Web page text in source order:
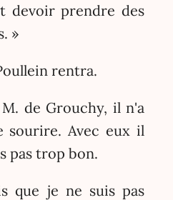
devoir prendre des
»
rentra.
de Grouchy, il n'a
sourire. Avec eux il
pas trop bon.
que je ne suis pas